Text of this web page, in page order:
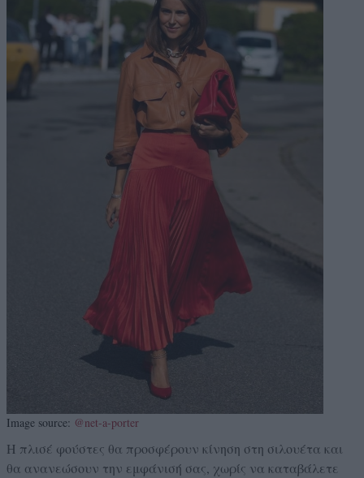
Image source: @net-a-porter
Η πλισέ φούστες θα προσφέρουν κίνηση στη σιλουέτα και
θα ανανεώσουν την εμφάνισή σας, χωρίς να καταβάλετε